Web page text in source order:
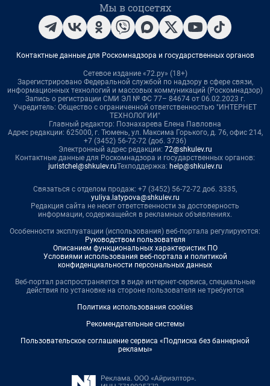
Мы в соцсетях
Контактные данные для Роскомнадзора и государственных органов
Сетевое издание «72.ру» (18+)
Зарегистрировано Федеральной службой по надзору в сфере связи,
информационных технологий и массовых коммуникаций (Роскомнадзор)
Запись о регистрации СМИ ЭЛ № ФС 77– 84674 от 06.02.2023 г.
Учредитель: Общество с ограниченной ответственностью "ИНТЕРНЕТ
ТЕХНОЛОГИИ"
Главный редактор: Познахарева Елена Павловна
Адрес редакции: 625000, г. Тюмень, ул. Максима Горького, д. 76, офис 214,
+7 (3452) 56-72-72 (доб. 3736)
Электронный адрес редакции: 72@shkulev.ru
Контактные данные для Роскомнадзора и государственных органов:
juristchel@shkulev.ruТехподдержка: help@shkulev.ru
Связаться с отделом продаж: +7 (3452) 56-72-72 доб. 3335,
yuliya.latypova@shkulev.ru
Редакция сайта не несет ответственности за достоверность
информации, содержащейся в рекламных объявлениях.
Особенности эксплуатации (использования) веб-портала регулируются:
Руководством пользователя
Описанием функциональных характеристик ПО
Условиями использования веб-портала и политикой
конфиденциальности персональных данных
Веб-портал распространяется в виде интернет-сервиса, специальные
действия по установке на стороне пользователя не требуются
Политика использования cookies
Рекомендательные системы
Пользовательское соглашение сервиса «Подписка без баннерной
рекламы»